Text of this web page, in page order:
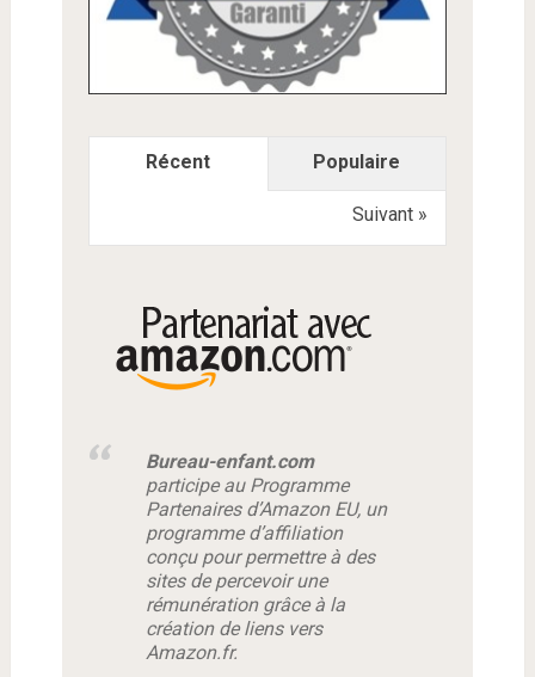
Récent Populaire
Suivant »
Bureau-enfant.com
participe au Programme
Partenaires d’Amazon EU, un
programme d’affiliation
conçu pour permettre à des
sites de percevoir une
rémunération grâce à la
création de liens vers
Amazon.fr.